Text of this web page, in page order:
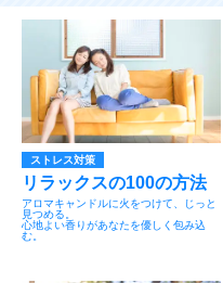
ストレス対策
リラックスの100の方法
アロマキャンドルに火をつけて、じっと
見つめる。
心地よい香りがあなたを優しく包み込
む。